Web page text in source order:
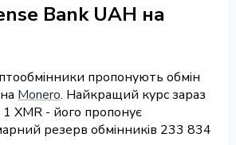
Bank UAH на
пропонують обмін
на Monero. Найкращий курс зараз
XMR - його пропонує
резерв обмінників 233 834